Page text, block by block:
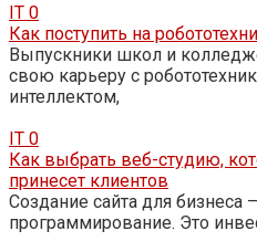
IT 0
Как поступить на
Выпускники школ и
свою карьеру с
интеллектом,
IT 0
Как выбрать веб-студию,
принесет клиентов
Создание сайта для бизнеса
программирование. Это